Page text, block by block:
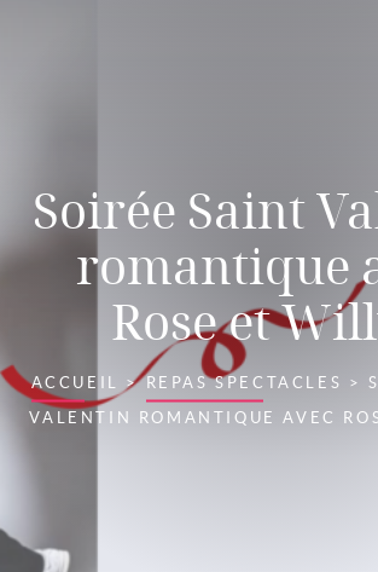
Soirée Saint
romantique
Rose et
ACCUEIL >REPAS SPECTACLES >
VALENTIN ROMANTIQUE AVEC